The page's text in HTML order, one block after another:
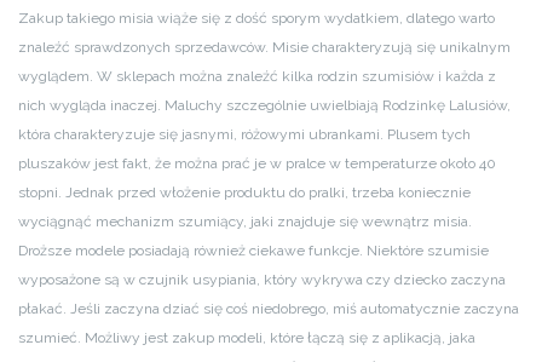
Zakup takiego misia wiąże się z dość sporym wydatkiem, dlatego warto
znaleźć sprawdzonych sprzedawców. Misie charakteryzują się unikalnym
wyglądem. W sklepach można znaleźć kilka rodzin szumisiów i każda z
nich wygląda inaczej. Maluchy szczególnie uwielbiają Rodzinkę Lalusiów,
która charakteryzuje się jasnymi, różowymi ubrankami. Plusem tych
pluszaków jest fakt, że można prać je w pralce w temperaturze około 40
stopni. Jednak przed włożenie produktu do pralki, trzeba koniecznie
wyciągnąć mechanizm szumiący, jaki znajduje się wewnątrz misia.
Droższe modele posiadają również ciekawe funkcje. Niektóre szumisie
wyposażone są w czujnik usypiania, który wykrywa czy dziecko zaczyna
płakać. Jeśli zaczyna dziać się coś niedobrego, miś automatycznie zaczyna
szumieć. Możliwy jest zakup modeli, które łączą się z aplikacją, jaka